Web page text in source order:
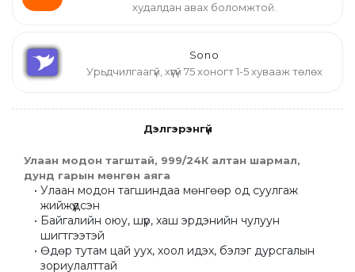
худалдан авах боломжтой.
Sono
Урьдчилгаагүй, хүүгүй 75 хоногт 1-5 хувааж төлөх
Дэлгэрэнгүй
Улаан модон тагштай, 999/24К алтан шармал,
дунд гарын мөнгөн аяга
Улаан модон тагшиндаа мөнгөөр од суулгаж
жийжүүдсэн
Байгалийн оюу, шүр, хаш эрдэнийн чулуун
шигтгээтэй
Өдөр тутам цай уух, хоол идэх, бэлэг дурсгалын
зориулалттай